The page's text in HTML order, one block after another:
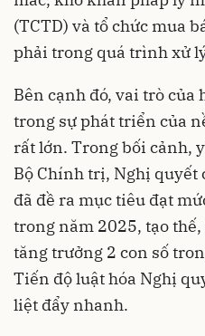
(TCTD) và tổ chức mua
phải trong quá trình xử
Bên cạnh đó, vai trò của
trong sự phát triển của
rất lớn. Trong bối cảnh,
Bộ Chính trị, Nghị quyết
đã đề ra mục tiêu đạt
trong năm 2025, tạo
tăng trưởng 2 con số
Tiến độ luật hóa Nghị
liệt đẩy nhanh.